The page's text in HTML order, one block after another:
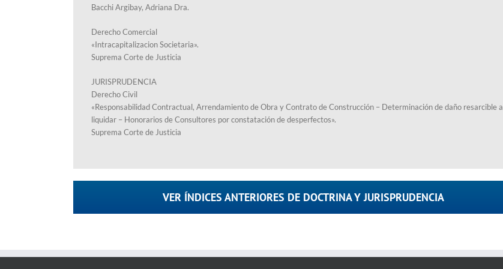
Bacchi Argibay, Adriana Dra.
Derecho Comercial
«Intracapitalizacion Societaria».
Suprema Corte de Justicia
JURISPRUDENCIA
Derecho Civil
«Responsabilidad Contractual, Arrendamiento de Obra y Contrato de Construcción – Determinación de daño resarcible a
liquidar – Honorarios de Consultores por constatación de desperfectos».
Suprema Corte de Justicia
VER ÍNDICES ANTERIORES DE DOCTRINA Y JURISPRUDENCIA